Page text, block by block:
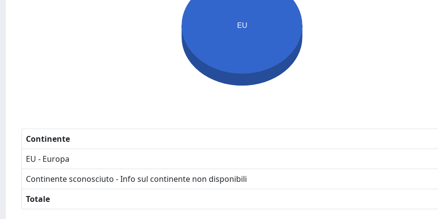
EU
Continente
EU - Europa
Continente sconosciuto - Info sul continente non disponibili
Totale